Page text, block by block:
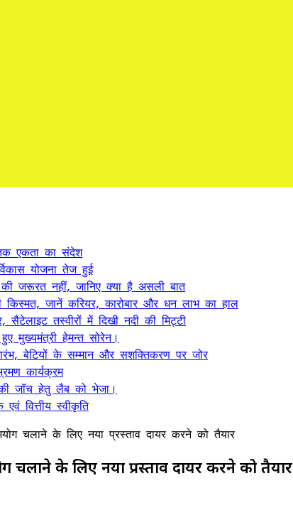
एकता का संदेश
योजना तेज हुई
जरूरत नहीं, जानिए क्या है असली बात
जानें करियर, कारोबार और धन लाभ का हाल
तस्वीरों में दिखी नदी की मिट्टी
मुख्यमंत्री हेमन्त सोरेन।
बेटियों के सम्मान और सशक्तिकरण पर जोर
कार्यक्रम
जॉच हेतु लैब को भेजा।
वित्तीय स्वीकृति
चलाने के लिए नया प्रस्ताव दायर करने को तैयार
चलाने के लिए नया प्रस्ताव दायर करने को तैयार